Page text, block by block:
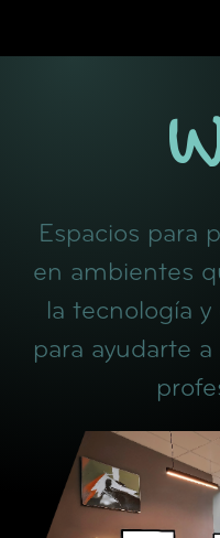
Espacios para
en ambientes
la tecnología
para ayudarte